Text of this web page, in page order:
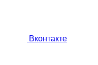
Вконтакте